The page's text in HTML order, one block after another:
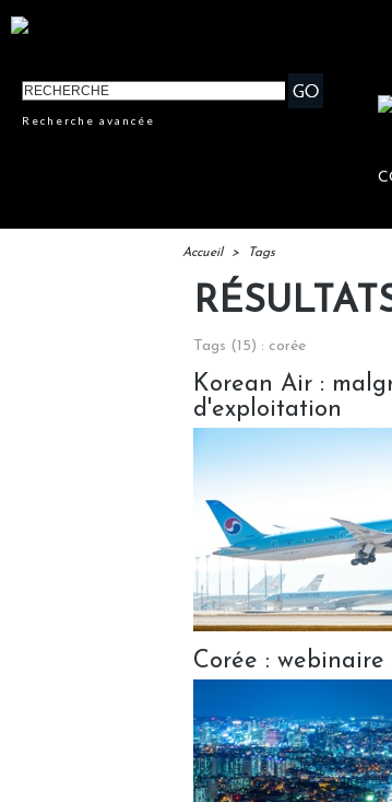
Recherche avancée
Accueil > Tags
Tags (15) : corée
Korean Air :
d'exploitation
Corée :